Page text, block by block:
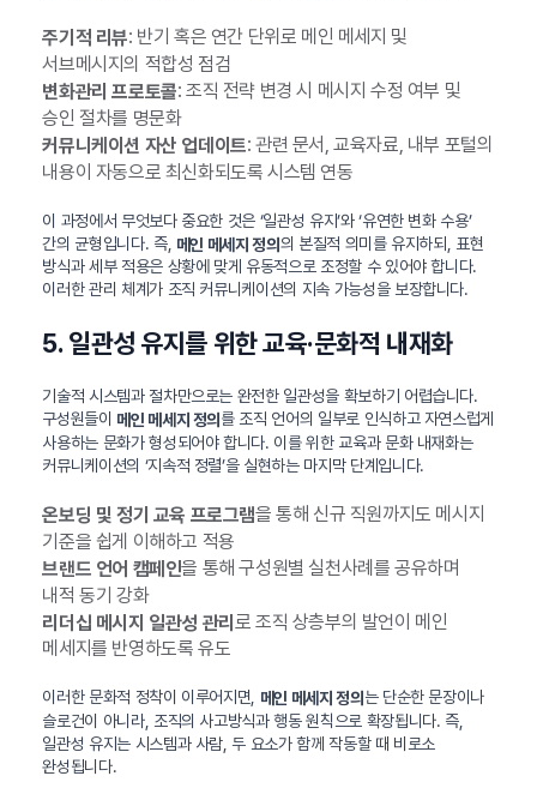
주기적 리뷰: 반기 혹은 연간 단위로 메인 메세지 및
서브메시지의 적합성 점검
변화관리 프로토콜: 조직 전략 변경 시 메시지 수정 여부 및
승인 절차를 명문화
커뮤니케이션 자산 업데이트: 관련 문서, 교육자료, 내부 포털의
내용이 자동으로 최신화되도록 시스템 연동
이 과정에서 무엇보다 중요한 것은 ‘일관성 유지’와 ‘유연한 변화 수용’
간의 균형입니다. 즉, 메인 메세지 정의의 본질적 의미를 유지하되, 표현
방식과 세부 적용은 상황에 맞게 유동적으로 조정할 수 있어야 합니다.
이러한 관리 체계가 조직 커뮤니케이션의 지속 가능성을 보장합니다.
5. 일관성 유지를 위한 교육·문화적 내재화
기술적 시스템과 절차만으로는 완전한 일관성을 확보하기 어렵습니다.
구성원들이 메인 메세지 정의 를 조직 언어의 일부로 인식하고 자연스럽게
사용하는 문화가 형성되어야 합니다. 이를 위한 교육과 문화 내재화는
커뮤니케이션의 ‘지속적 정렬’을 실현하는 마지막 단계입니다.
온보딩 및 정기 교육 프로그램을 통해 신규 직원까지도 메시지
기준을 쉽게 이해하고 적용
브랜드 언어 캠페인을 통해 구성원별 실천사례를 공유하며
내적 동기 강화
리더십 메시지 일관성 관리 로 조직 상층부의 발언이 메인
메세지를 반영하도록 유도
이러한 문화적 정착이 이루어지면, 메인 메세지 정의 는 단순한 문장이나
슬로건이 아니라, 조직의 사고방식과 행동 원칙으로 확장됩니다. 즉,
일관성 유지는 시스템과 사람, 두 요소가 함께 작동할 때 비로소
완성됩니다.